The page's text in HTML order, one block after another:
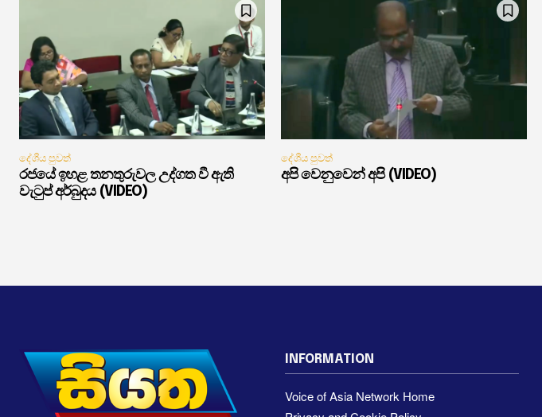
දේශීය පුවත්
රජයේ ඉහළ තනතුරුවල උද්ගත වී ඇති
වැටුප් අර්බුදය (VIDEO)
දේශීය පුවත්
අපි වෙනුවෙන් අපි (VIDEO)
INFORMATION
Voice of Asia Network Home